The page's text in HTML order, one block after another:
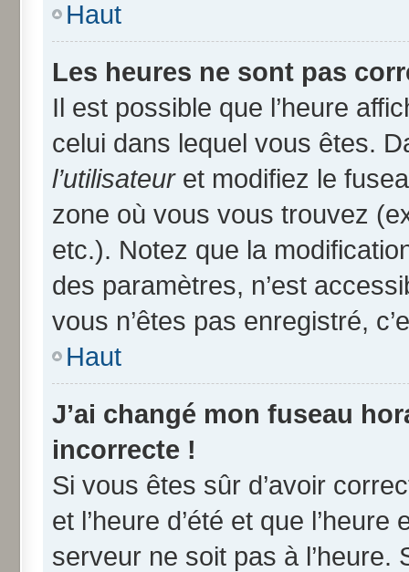
Haut
Les heures ne sont pas
Il est possible que l’heure
celui dans lequel vous êtes.
l’utilisateuret modifiez le
zone où vous vous trouvez
etc.). Notez que la
des paramètres, n’est
vous n’êtes pas enregistré,
Haut
J’ai changé mon fuseau
incorrecte !
Si vous êtes sûr d’avoir
et l’heure d’été et que
serveur ne soit pas à l’heure.